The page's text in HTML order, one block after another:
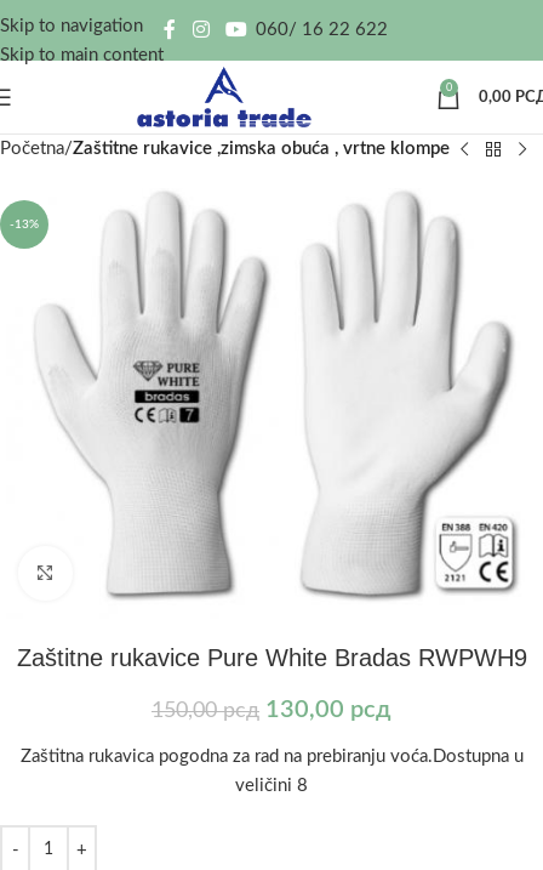
Skip to navigation
Skip to main content
060/ 16 22 622
0
0,00
Početna Zaštitne rukavice ,zimska obuća , vrtne klompe
-13%
Zaštitne rukavice Pure White Bradas RWPWH9
150,00рсд 130,00 рсд
Zaštitna rukavica pogodna za rad na prebiranju voća.Dostupna u
veličini 8